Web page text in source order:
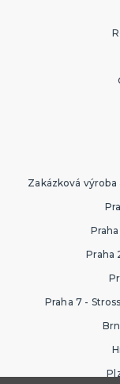
Zakázková výroba
Praha
Praha 7 -